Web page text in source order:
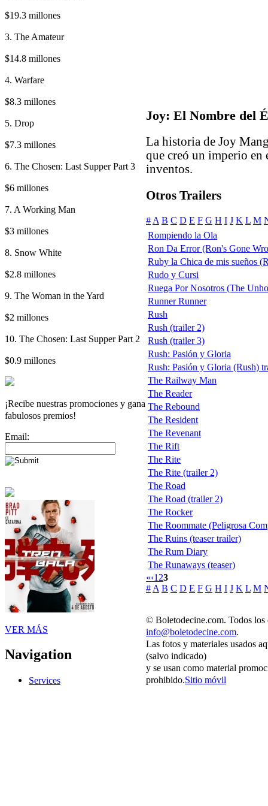
$19.3 millones
3. The Amateur
$14.8 millones
4. Warfare
$8.3 millones
5. Drop
$7.3 millones
6. The Chosen: Last Supper Part 3
$6 millones
7. A Working Man
$3 millones
8. Snow White
$2.8 millones
9. The Woman in the Yard
$2 millones
10. The Chosen: Last Supper Part 2
$0.9 millones
¡Recibe nuestras promociones y gana
fabulosos premios!
Email:
VER MÁS
Navigation
Services
Joy: El Nombre del
La historia de Joy
que creó un imperio en
inventos.
Otros Trailers
# A B C D E F G H I J K L M
Rompiendo la Ola
Ron Da Error (Ron's Gone
Ruby la Chica de mis sueños
Rudo y Cursi
Ruega Por Nosotros (The
Runner Runner
Rush
Rush (trailer 2)
Rush (trailer 3)
Rush: Pasión y Gloria
Rush: Pasión y Gloria (Rush)
The Railway Man
The Reader
The Rebound
The Resident
The Revenant
The Rift
The Rite
The Rite (trailer 2)
The Road
The Road (trailer 2)
The Rocker
The Roommate (Peligrosa
The Ruins (teaser trailer)
The Rum Diary
The Runaways (teaser)
«‹1 23
# A B C D E F G H I J K L M
© Boletodecine.com. Todos los
info@boletodecine.com.
Las fotos y materiales usados
(salvo indicado)
y se usan como material
prohibido.Sitio móvil